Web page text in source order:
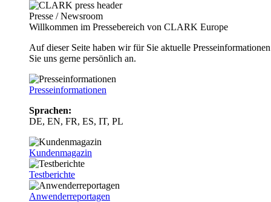
Presse / Newsroom
Willkommen im Pressebereich von CLARK Europe
Auf dieser Seite haben wir für Sie aktuelle
Sie uns gerne persönlich an.
Presseinformationen
Sprachen:
DE, EN, FR, ES, IT, PL
Kundenmagazin
Testberichte
Anwenderreportagen